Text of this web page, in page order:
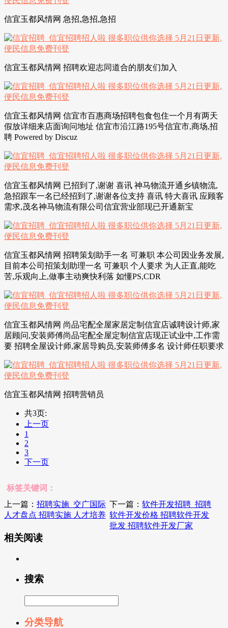
信宜玉都风情网 急招,急招,急招
信宜玉都风情网 招聘欢迎志同道合的朋友们加入
信宜玉都风情网 信宜市百惠商场招聘包食包住一个月有两天
假放详细来店面询问地址 信宜市沿江路195号信宜市,商场,招
聘 Powered by Discuz
信宜玉都风情网 已招到了,谢谢 喜讯 神马物流开通乡镇物流,
急招跟车一名已经招到了,谢谢各位支持 喜讯 特大喜讯 应顾客
需求,茂名神马物流有限公司信宜营业部现已开通新宝
信宜玉都风情网 招聘策划助手一名 可兼职 本公司因业务发展,
目前本公司招策划助理一名 可兼职 个人要求 为人正直,能吃
苦,乐观向上,做事主动爽快利落 如懂PS,CDR
信宜玉都风情网 尚品宅配全屋家居定制信宜店诚聘设计师,家
居顾问,安装师傅尚品宅配全屋定制信宜店现正试业中,工作需
要 招聘全屋设计师,家居导购员,安装师傅多名 设计师任职要求
信宜玉都风情网 招聘营销员
共3页:
上一页
1
2
3
下一页
标签关键词：
上一篇： 招聘实施_交广国际
人才盘点 招聘实施 人才培养
下一篇：软件开发招聘_招聘
软件开发价格 招聘软件开发
批发 招聘软件开发厂家
相关阅读
搜索
分类导航